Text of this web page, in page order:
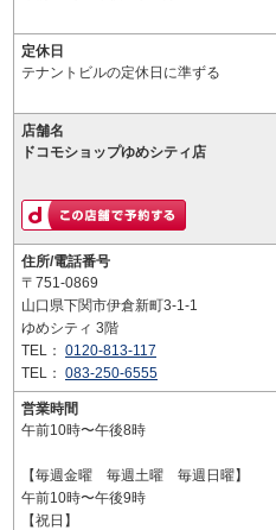
定休日
テナントビルの定休日に準ずる
店舗名
ドコモショップゆめシティ店
住所/電話番号
〒751-0869
山口県下関市伊倉新町3-1-1
ゆめシティ 3階
TEL： 0120-813-117
TEL： 083-250-6555
営業時間
午前10時〜午後8時
【毎週金曜 毎週土曜 毎週日曜】
午前10時〜午後9時
【祝日】